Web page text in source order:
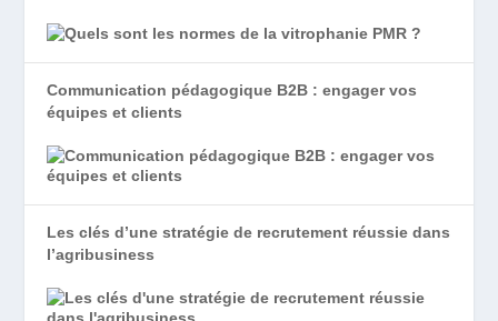
Communication pédagogique B2B : engager vos
équipes et clients
Les clés d’une stratégie de recrutement réussie dans
l’agribusiness